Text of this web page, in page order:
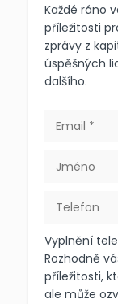
Každé ráno
příležitosti
zprávy z
úspěšných
dalšího.
Vyplnění
Rozhodně
příležitosti,
ale může